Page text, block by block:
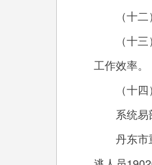
（十二）
（十三）
工作效率。
（十四）
系统易部
丹东市重